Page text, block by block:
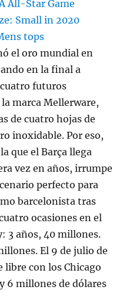
el oro mundial en
en la final a
futuros
la marca Mellerware,
de cuatro hojas de
inoxidable. Por eso,
que el Barça llega
vez en años, irrumpe
perfecto para
barcelonista tras
ocasiones en el
3 años, 40 millones.
El 9 de julio de
libre con los Chicago
6 millones de dólares